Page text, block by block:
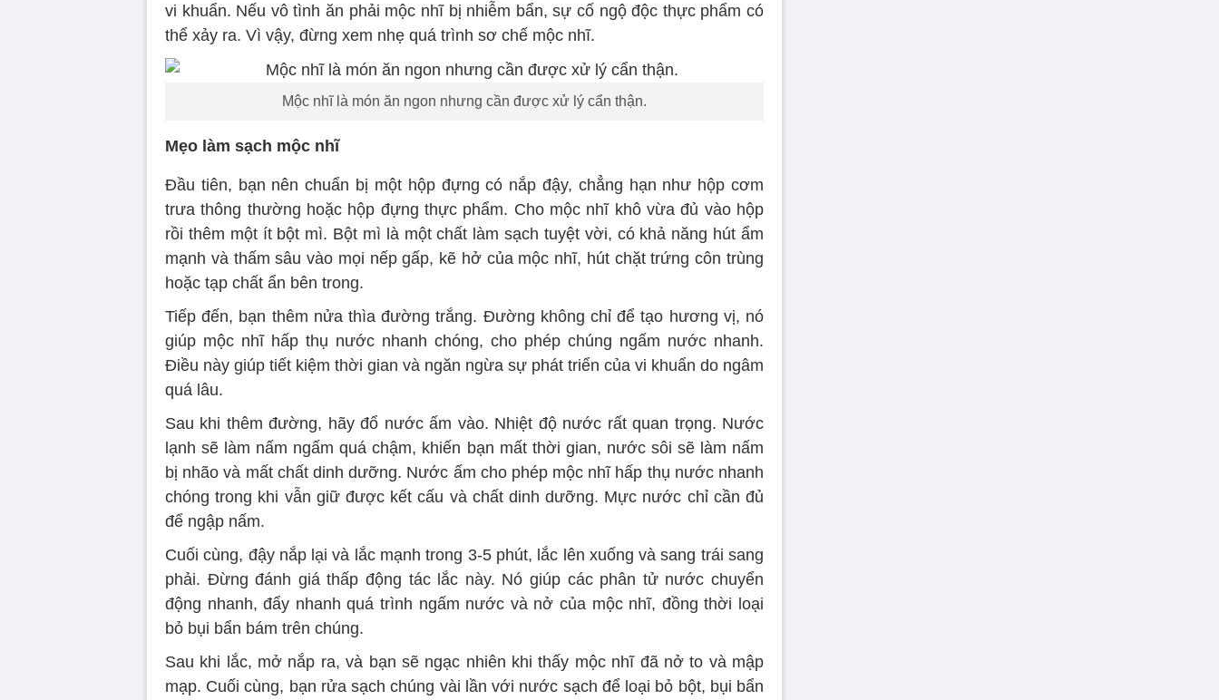
vi khuẩn. Nếu vô tình ăn phải mộc nhĩ bị nhiễm bẩn, sự cố ngộ độc thực phẩm có
thể xảy ra. Vì vậy, đừng xem nhẹ quá trình sơ chế mộc nhĩ.
Mộc nhĩ là món ăn ngon nhưng cần được xử lý cẩn thận.
Mẹo làm sạch mộc nhĩ
Đầu tiên, bạn nên chuẩn bị một hộp đựng có nắp đậy, chẳng hạn như hộp cơm
trưa thông thường hoặc hộp đựng thực phẩm. Cho mộc nhĩ khô vừa đủ vào hộp
rồi thêm một ít bột mì. Bột mì là một chất làm sạch tuyệt vời, có khả năng hút ẩm
mạnh và thấm sâu vào mọi nếp gấp, kẽ hở của mộc nhĩ, hút chặt trứng côn trùng
hoặc tạp chất ẩn bên trong.
Tiếp đến, bạn thêm nửa thìa đường trắng. Đường không chỉ để tạo hương vị, nó
giúp mộc nhĩ hấp thụ nước nhanh chóng, cho phép chúng ngấm nước nhanh.
Điều này giúp tiết kiệm thời gian và ngăn ngừa sự phát triển của vi khuẩn do ngâm
quá lâu.
Sau khi thêm đường, hãy đổ nước ấm vào. Nhiệt độ nước rất quan trọng. Nước
lạnh sẽ làm nấm ngấm quá chậm, khiến bạn mất thời gian, nước sôi sẽ làm nấm
bị nhão và mất chất dinh dưỡng. Nước ấm cho phép mộc nhĩ hấp thụ nước nhanh
chóng trong khi vẫn giữ được kết cấu và chất dinh dưỡng. Mực nước chỉ cần đủ
để ngập nấm.
Cuối cùng, đậy nắp lại và lắc mạnh trong 3-5 phút, lắc lên xuống và sang trái sang
phải. Đừng đánh giá thấp động tác lắc này. Nó giúp các phân tử nước chuyển
động nhanh, đẩy nhanh quá trình ngấm nước và nở của mộc nhĩ, đồng thời loại
bỏ bụi bẩn bám trên chúng.
Sau khi lắc, mở nắp ra, và bạn sẽ ngạc nhiên khi thấy mộc nhĩ đã nở to và mập
mạp. Cuối cùng, bạn rửa sạch chúng vài lần với nước sạch để loại bỏ bột, bụi bẩn